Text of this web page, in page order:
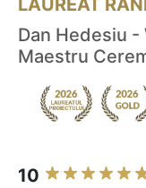
LAUREAT
Dan Hedesiu
Maestru
10